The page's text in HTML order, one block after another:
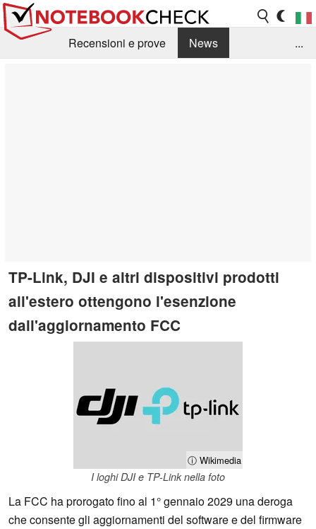
Recensioni e prove
News
...
TP-Link, DJI e altri dispositivi prodotti
all'estero ottengono l'esenzione
dall'aggiornamento FCC
ⓘ Wikimedia
I loghi DJI e TP-Link nella foto
La FCC ha prorogato fino al 1° gennaio 2029 una deroga
che consente gli aggiornamenti del software e del firmware